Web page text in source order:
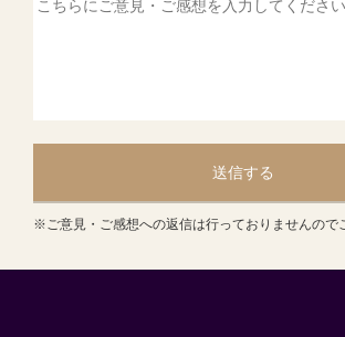
送信する
※ご意見・ご感想への返信は行っておりませんので